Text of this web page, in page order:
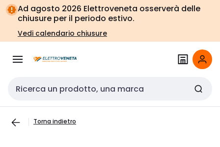
Vai alla
navigazione
Vai
alla
pagina
Ad agosto 2026 Elettroveneta osserverà delle
chiusure per il periodo estivo.
Vedi calendario chiusure
Cerca input
Torna indietro